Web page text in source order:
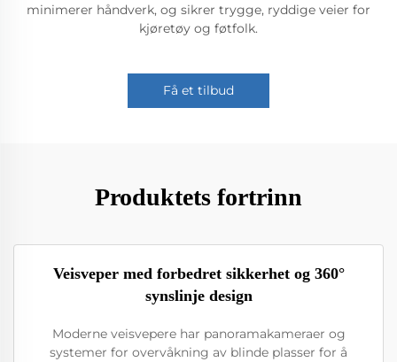
minimerer håndverk, og sikrer trygge, ryddige veier for
kjøretøy og føtfolk.
Få et tilbud
Produktets fortrinn
Veisveper med forbedret sikkerhet og 360°
synslinje design
Moderne veisvepere har panoramakameraer og
systemer for overvåkning av blinde plasser for å